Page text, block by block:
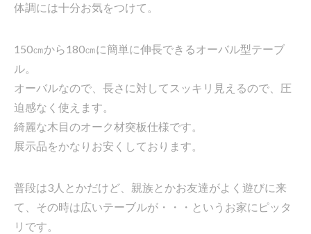
体調には十分お気をつけて。
150㎝から180㎝に簡単に伸長できるオーバル型テーブ
ル。
オーバルなので、長さに対してスッキリ見えるので、圧
迫感なく使えます。
綺麗な木目のオーク材突板仕様です。
展示品をかなりお安くしております。
普段は3人とかだけど、親族とかお友達がよく遊びに来
て、その時は広いテーブルが・・・というお家にピッタ
リです。